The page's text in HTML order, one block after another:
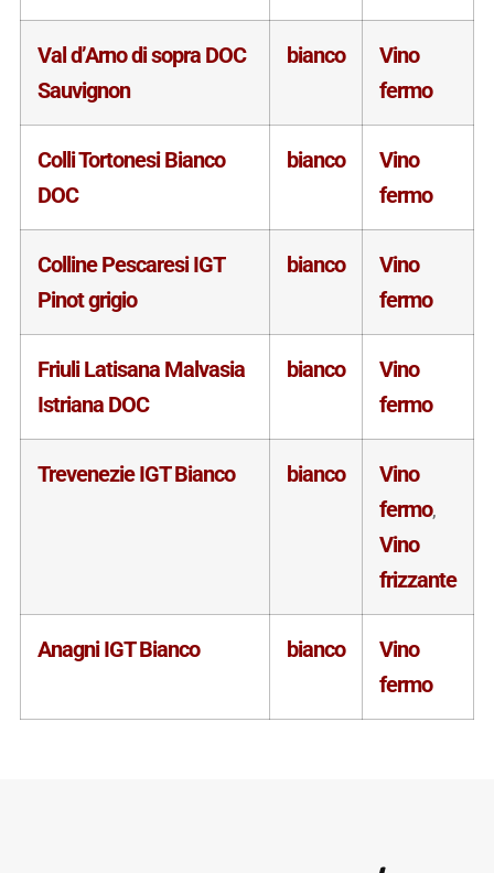
Val d’Arno di sopra DOC
Sauvignon
bianco
Vino
fermo
Colli Tortonesi Bianco
DOC
bianco
Vino
fermo
Colline Pescaresi IGT
Pinot grigio
bianco
Vino
fermo
Friuli Latisana Malvasia
Istriana DOC
bianco
Vino
fermo
Trevenezie IGT Bianco bianco
Vino
fermo,
Vino
frizzante
Anagni IGT Bianco bianco
Vino
fermo